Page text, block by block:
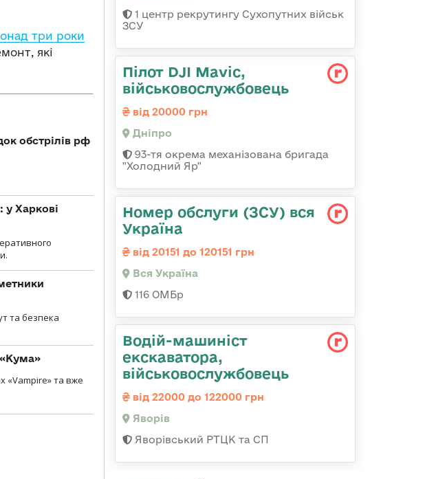
три роки
які
обстрілів рф
у Харкові
та безпека
«Кума»
«Vampire» та вже
1 центр рекрутингу Сухопутних військ
ЗСУ
Пілот DJI Mavic,
військовослужбовець
від 20000 грн
Дніпро
93-тя окрема механізована бригада
"Холодний Яр"
Номер обслуги (ЗСУ) вся
Україна
від 20151 до 120151 грн
Вся Україна
116 ОМБр
Водій-машиніст
екскаватора,
військовослужбовець
від 22000 до 122000 грн
Яворів
Яворівський РТЦК та СП